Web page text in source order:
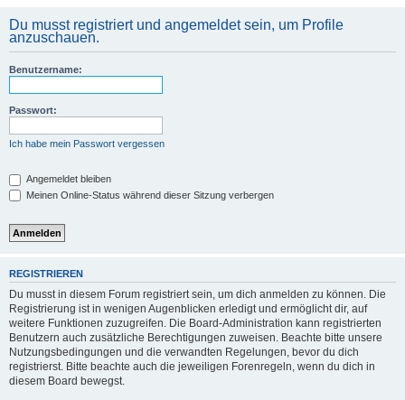
Du musst registriert und angemeldet sein, um Profile
anzuschauen.
Benutzername:
Passwort:
Ich habe mein Passwort vergessen
Angemeldet bleiben
Meinen Online-Status während dieser Sitzung verbergen
REGISTRIEREN
Du musst in diesem Forum registriert sein, um dich anmelden zu können. Die
Registrierung ist in wenigen Augenblicken erledigt und ermöglicht dir, auf
weitere Funktionen zuzugreifen. Die Board-Administration kann registrierten
Benutzern auch zusätzliche Berechtigungen zuweisen. Beachte bitte unsere
Nutzungsbedingungen und die verwandten Regelungen, bevor du dich
registrierst. Bitte beachte auch die jeweiligen Forenregeln, wenn du dich in
diesem Board bewegst.